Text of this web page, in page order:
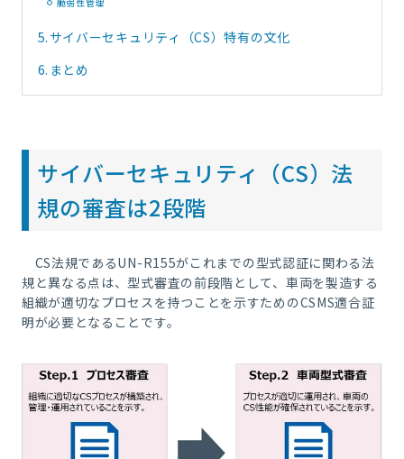
5. サイバーセキュリティ（CS）特有の文化
6. まとめ
サイバーセキュリティ（CS）法
規の審査は2段階
CS法規であるUN-R155がこれまでの型式認証に関わる法
規と異なる点は、型式審査の前段階として、車両を製造する
組織が適切なプロセスを持つことを示すためのCSMS適合証
明が必要となることです。